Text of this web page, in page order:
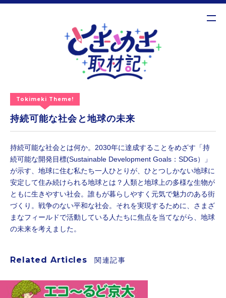
MENU
Tokimeki Theme!
持続可能な社会と地球の未来
持続可能な社会とは何か。2030年に達成することをめざす「持
続可能な開発目標(Sustainable Development Goals：SDGs）」
が示す、地球に住む私たち一人ひとりが、ひとつしかない地球に
安定して住み続けられる地球とは？人類と地球上の多様な生物が
ともに生きやすい社会。誰もが暮らしやすく元気で魅力のある街
づくり。戦争のない平和な社会。それを実現するために、さまざ
まなフィールドで活動している人たちに焦点を当てながら、地球
の未来を考えました。
Related Articles 関連記事